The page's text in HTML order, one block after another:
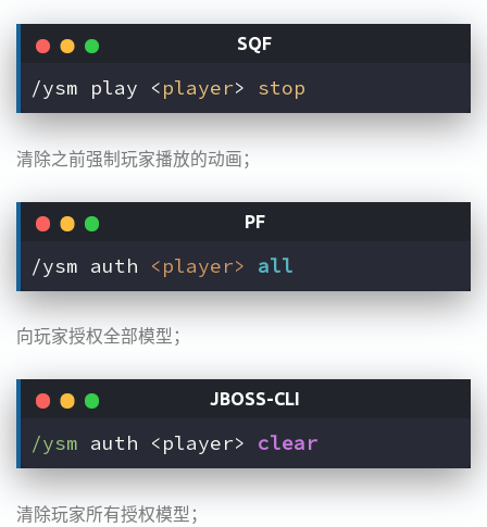
/ysm play <player> stop
清除之前强制玩家播放的动画；
/ysm auth <player> all
向玩家授权全部模型；
/ysm auth <player> clear
清除玩家所有授权模型；